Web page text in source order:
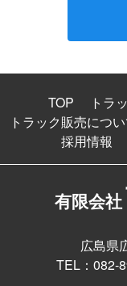
TOP トラ
トラック販売につ
採用情報
有限会社
広島県
TEL：082-